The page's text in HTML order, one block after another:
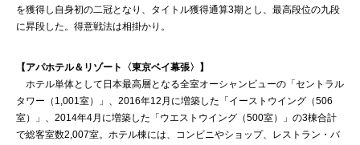
を獲得し自身初の二冠となり、タイトル獲得通算3期とし、最高段位の九段
に昇段した。得意戦法は相掛かり。
【アパホテル＆リゾート〈東京ベイ幕張〉】
ホテル単体として日本最高層となる全室オーシャンビューの「セントラル
タワー（1,001室）」、2016年12月に増築した「イーストウイング（506
室）」、2014年4月に増築した「ウエストウイング（500室）」の3棟合計
で総客室数2,007室。ホテル棟には、コンビニやショップ、レストラン・バ